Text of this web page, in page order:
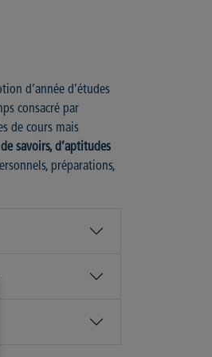
d’année d’études
consacré par
de cours mais
de savoirs, d’aptitudes
préparations,